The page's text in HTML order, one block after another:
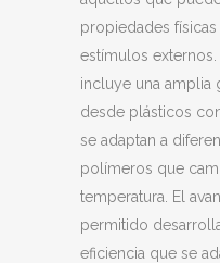
propiedades
estímulos
incluye una amplia
desde plásticos
se adaptan a
polímeros que
temperatura. El
permitido
eficiencia que se